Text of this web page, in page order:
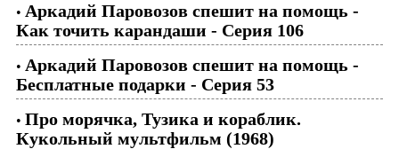
• Аркадий Паровозов спешит на помощь -
Как точить карандаши - Серия 106
• Аркадий Паровозов спешит на помощь -
Бесплатные подарки - Серия 53
• Про морячка, Тузика и кораблик.
Кукольный мультфильм (1968)